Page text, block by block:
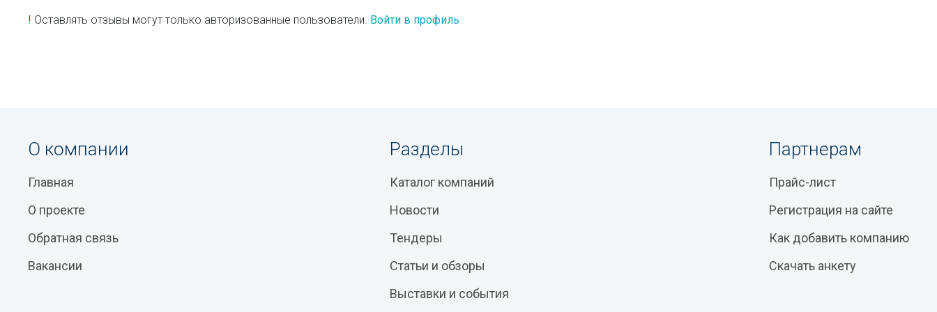
! Оставлять отзывы могут только авторизованные пользователи. Войти в профиль
О компании
Главная
О проекте
Обратная связь
Вакансии
Разделы
Каталог компаний
Новости
Тендеры
Статьи и обзоры
Выставки и события
Партнерам
Прайс-лист
Регистрация на сайте
Как добавить компанию
Скачать анкету